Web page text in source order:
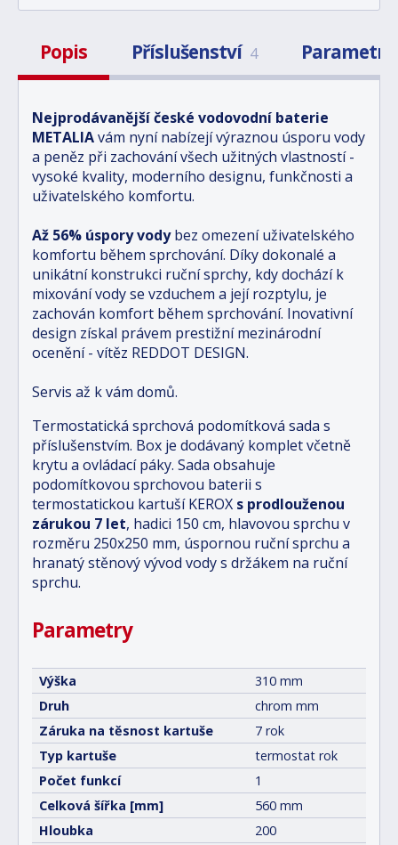
Popis Příslušenství 4 Parametry
Nejprodávanější české vodovodní baterie
METALIAvám nyní nabízejí výraznou úsporu vody
a peněz při zachování všech užitných vlastností -
vysoké kvality, moderního designu, funkčnosti a
uživatelského komfortu.
Až 56% úspory vodybez omezení uživatelského
komfortu během sprchování. Díky dokonalé a
unikátní konstrukci ruční sprchy, kdy dochází k
mixování vody se vzduchem a její rozptylu, je
zachován komfort během sprchování. Inovativní
design získal právem prestižní mezinárodní
ocenění - vítěz REDDOT DESIGN.
Servis až k vám domů.
Termostatická sprchová podomítková sada s
příslušenstvím. Box je dodávaný komplet včetně
krytu a ovládací páky. Sada obsahuje
podomítkovou sprchovou baterii s
termostatickou kartuší KEROX s prodlouženou
zárukou 7 let, hadici 150 cm, hlavovou sprchu v
rozměru 250x250 mm, úspornou ruční sprchu a
hranatý stěnový vývod vody s držákem na ruční
sprchu.
Parametry
Výška
310 mm
Druh
chrom mm
Záruka na těsnost kartuše
7 rok
Typ kartuše
termostat rok
Počet funkcí
1
Celková šířka [mm]
560 mm
Hloubka
200